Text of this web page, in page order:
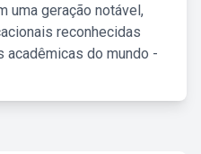
uma geração notável,
reconhecidas
do mundo -